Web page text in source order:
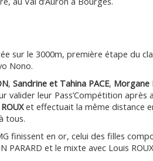
sur le 3000m, première étape du
Nono.
, Sandrine et Tahina PACE, Morgane
valider leur Pass’Compétition après
et effectuait la même distance
tous.
finissent en or, celui des filles
PARARD et le mixte avec Louis